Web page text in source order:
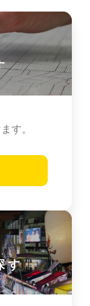
す。
す